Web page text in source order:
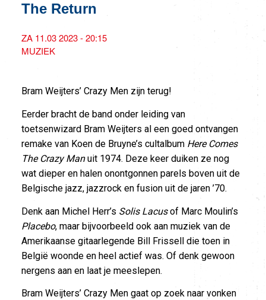
The Return
ZA 11.03 2023 - 20:15
MUZIEK
Bram Weijters’ Crazy Men zijn terug!
Eerder bracht de band onder leiding van
toetsenwizard Bram Weijters al een goed ontvangen
remake van Koen de Bruyne’s cultalbum Here Comes
The Crazy Manuit 1974. Deze keer duiken ze nog
wat dieper en halen onontgonnen parels boven uit de
Belgische jazz, jazzrock en fusion uit de jaren ’70.
Denk aan Michel Herr’s Solis Lacusof Marc Moulin’s
Placebo, maar bijvoorbeeld ook aan muziek van de
Amerikaanse gitaarlegende Bill Frissell die toen in
België woonde en heel actief was. Of denk gewoon
nergens aan en laat je meeslepen.
Bram Weijters’ Crazy Men gaat op zoek naar vonken